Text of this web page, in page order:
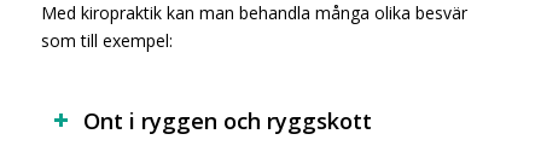
Med kiropraktik kan man behandla många olika besvär
som till exempel:
Ont i ryggen och ryggskott